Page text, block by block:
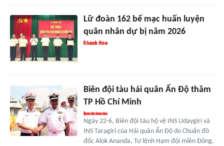
Lữ đoàn 162 bế mạc huấn luyện
quân nhân dự bị năm 2026
Biên đội tàu hải quân Ấn Độ thăm
TP Hồ Chí Minh
Ngày 22-6, Biên đội tàu hộ vệ INS Udaygiri và
INS Taragiri của Hải quân Ấn Độ do Chuẩn đô
đốc Alok Ananda, Tư lệnh Hạm đội miền Đông,